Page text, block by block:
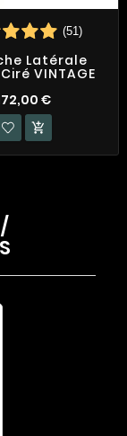
(51)
Latérale
VINTAGE
€
